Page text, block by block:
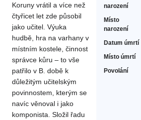
narození
Místo
narození
Datum úmrtí
Místo úmrtí
Povolání
Koruny vrátil a více než
čtyřicet let zde působil
jako učitel. Výuka
hudbě, hra na varhany v
místním kostele, činnost
správce kůru – to vše
patřilo v B. době k
důležitým učitelským
povinnostem, kterým se
navíc věnoval i jako
komponista. Složil řadu